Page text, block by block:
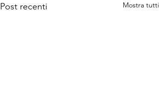
Post recenti Mostra tutti